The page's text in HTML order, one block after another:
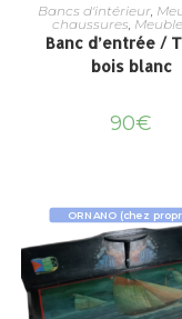
Bancs d'intérieur
chaussures
Banc d’entrée /
bois blanc
90€
ORNANO (chez